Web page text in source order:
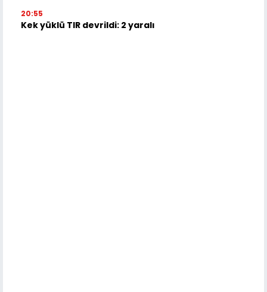
20:55
Kek yüklü TIR devrildi: 2 yaralı